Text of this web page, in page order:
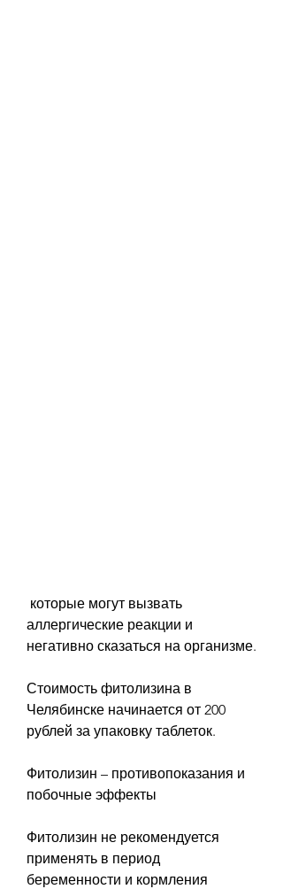
аллергические реакции и
негативно сказаться на организме.
Стоимость фитолизина в
Челябинске начинается от 200
рублей за упаковку таблеток.
Фитолизин – противопоказания и
побочные эффекты
Фитолизин не рекомендуется
применять в период
беременности и кормления